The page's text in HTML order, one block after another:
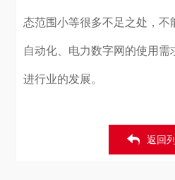
态范围小等很多不足之处，不
自动化、电力数字网的使用需
进行业的发展。
返回